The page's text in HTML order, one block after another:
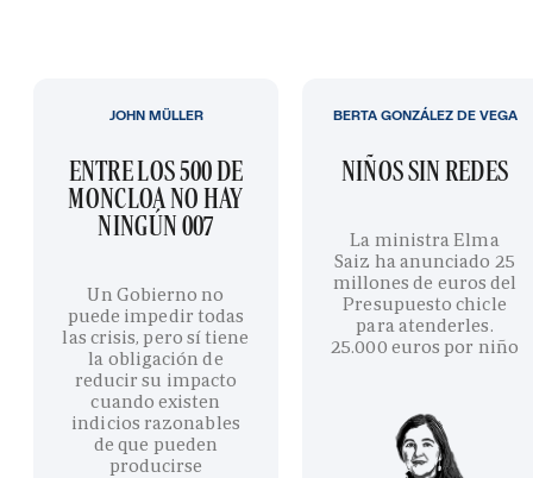
ENTRE LOS 500 DE
MONCLOA NO HAY
NINGÚN 007
Un Gobierno no
puede impedir todas
las crisis, pero sí tiene
la obligación de
reducir su impacto
cuando existen
indicios razonables
de que pueden
producirse
JOHN MÜLLER
NIÑOS SIN REDES
La ministra Elma
Saiz ha anunciado 25
millones de euros del
Presupuesto chicle
para atenderles.
25.000 euros por niño
BERTA GONZÁLEZ DE VEGA